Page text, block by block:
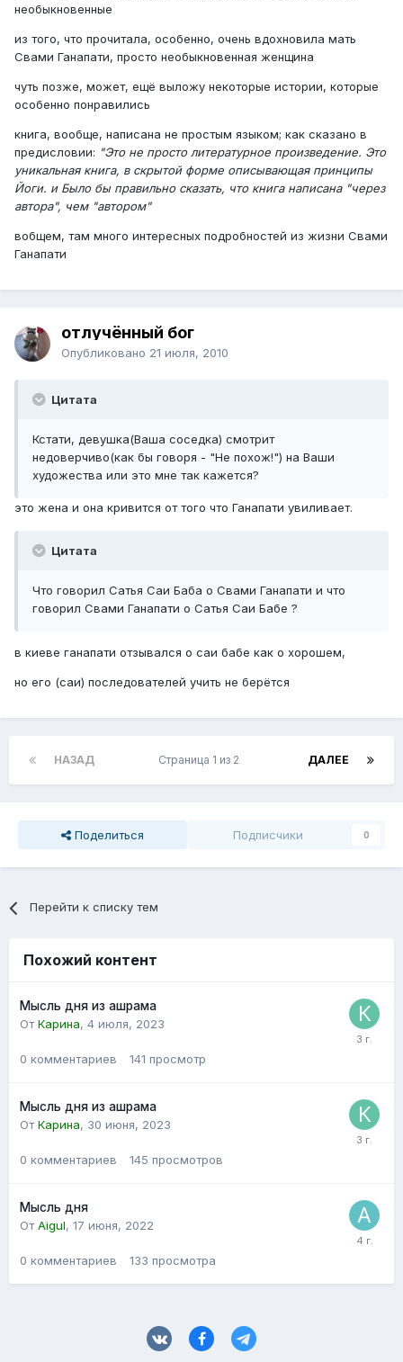
необыкновенные
из того, что прочитала, особенно, очень вдохновила мать
Свами Ганапати, просто необыкновенная женщина
чуть позже, может, ещё выложу некоторые истории, которые
особенно понравились
книга, вообще, написана не простым языком; как сказано в
предисловии: "Это не просто литературное произведение. Это
уникальная книга, в скрытой форме описывающая принципы
Йоги. и Было бы правильно сказать, что книга написана "через
автора", чем "автором"
вобщем, там много интересных подробностей из жизни Свами
Ганапати
отлучённый бог
Опубликовано 21 июля, 2010
Цитата
Кстати, девушка(Ваша соседка) смотрит
недоверчиво(как бы говоря - "Не похож!") на Ваши
художества или это мне так кажется?
это жена и она кривится от того что Ганапати увиливает.
Цитата
Что говорил Сатья Саи Баба о Свами Ганапати и что
говорил Свами Ганапати о Сатья Саи Бабе ?
в киеве ганапати отзывался о саи бабе как о хорошем,
но его (саи) последователей учить не берётся
НАЗАД ДАЛЕЕ
Страница 1 из 2
Поделиться Подписчики 0
Перейти к списку тем
Похожий контент
Мысль дня из ашрама
ОтКарина, 4 июля, 2023
0 комментариев 141 просмотр
Мысль дня из ашрама
ОтКарина, 30 июня, 2023
0 комментариев 145 просмотров
Мысль дня
ОтAigul, 17 июня, 2022
0 комментариев 133 просмотра